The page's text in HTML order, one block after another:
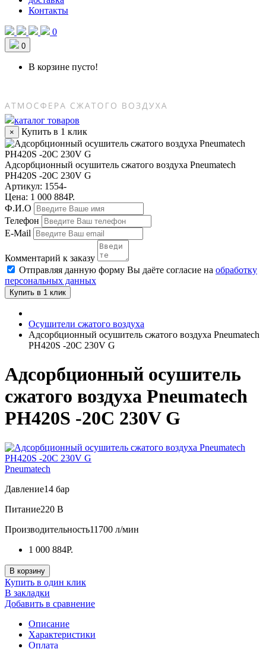
Контакты
0
0
В корзине пусто!
каталог товаров
× Купить в 1 клик
Адсорбционный осушитель сжатого воздуха Pneumatech
PH420S -20C 230V G
Артикул: 1554-
Цена: 1 000 884Р.
Ф.И.О
Телефон
E-Mail
Комментарий к заказу
Отправляя данную форму Вы даёте согласие на обработку
персональных данных
Купить в 1 клик
Осушители сжатого воздуха
Адсорбционный осушитель сжатого воздуха Pneumatech
PH420S -20C 230V G
Адсорбционный осушитель
сжатого воздуха Pneumatech
PH420S -20C 230V G
Pneumatech
Давление14 бар
Питание220 В
Производительность11700 л/мин
1 000 884Р.
В корзину
Купить в один клик
В закладки
Добавить в сравнение
Описание
Характеристики
Оплата